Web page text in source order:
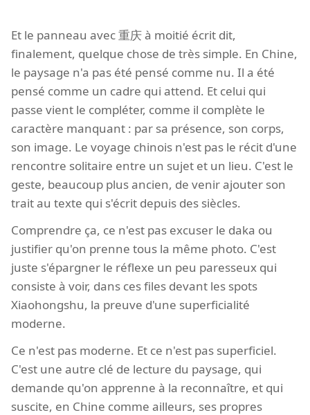
Et le panneau avec 重庆 à moitié écrit dit,
finalement, quelque chose de très simple. En Chine,
le paysage n'a pas été pensé comme nu. Il a été
pensé comme un cadre qui attend. Et celui qui
passe vient le compléter, comme il complète le
caractère manquant : par sa présence, son corps,
son image. Le voyage chinois n'est pas le récit d'une
rencontre solitaire entre un sujet et un lieu. C'est le
geste, beaucoup plus ancien, de venir ajouter son
trait au texte qui s'écrit depuis des siècles.
Comprendre ça, ce n'est pas excuser le daka ou
justifier qu'on prenne tous la même photo. C'est
juste s'épargner le réflexe un peu paresseux qui
consiste à voir, dans ces files devant les spots
Xiaohongshu, la preuve d'une superficialité
moderne.
Ce n'est pas moderne. Et ce n'est pas superficiel.
C'est une autre clé de lecture du paysage, qui
demande qu'on apprenne à la reconnaître, et qui
suscite, en Chine comme ailleurs, ses propres